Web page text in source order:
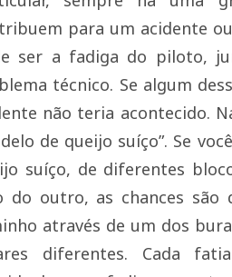
para um acidente
ser a fadiga do piloto,
técnico. Se algum
não teria acontecido.
de queijo suíço”. Se
suíço, de diferentes
do outro, as chances
através de um dos
diferentes. Cada